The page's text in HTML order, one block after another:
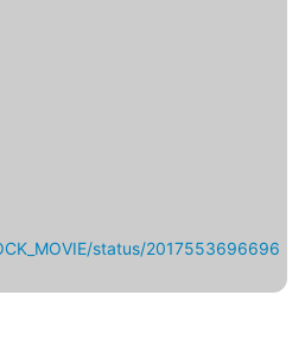
status/2017553696696